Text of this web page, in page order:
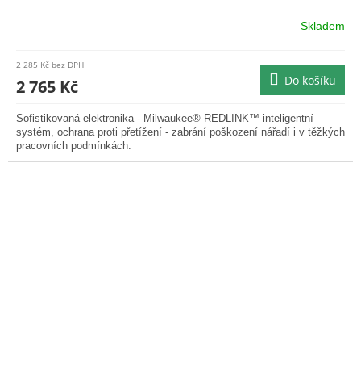
produktu
0,0
5
hvězdiček.
Skladem
2 285 Kč bez DPH
2 765 Kč Do košíku
Sofistikovaná elektronika - Milwaukee® REDLINK™ inteligentní
systém, ochrana proti přetížení - zabrání poškození nářadí i v těžkých
pracovních podmínkách.